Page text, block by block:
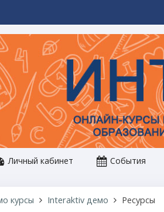
Личный кабинет События
курсы Interaktiv демо Ресурсы